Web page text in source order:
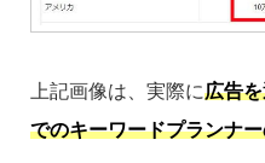
上記画像は、実際に広告
でのキーワードプランナ